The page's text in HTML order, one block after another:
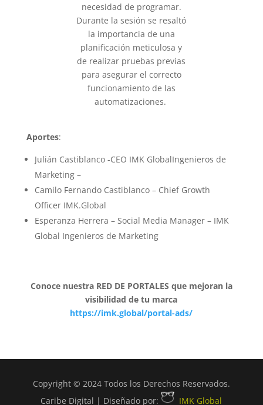
necesidad de programar.
Durante la sesión se resaltó
la importancia de una
planificación meticulosa y
de realizar pruebas previas
para asegurar el correcto
funcionamiento de las
automatizaciones.
Aportes:
Julián Castiblanco -CEO IMK GlobalIngenieros de
Marketing –
Camilo Fernando Castiblanco – Chief Growth
Officer IMK.Global
Esperanza Herrera – Social Media Manager – IMK
Global Ingenieros de Marketing
Conoce nuestra RED DE PORTALES que mejoran la
visibilidad de tu marca
https://imk.global/portal-ads/
Copyright © 2024 Todos los Derechos Reservados.
Caribe Digital | Diseñado por:
IMK Global